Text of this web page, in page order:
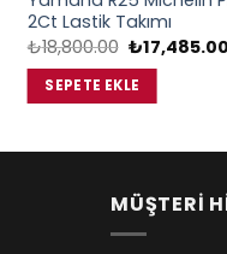
2Ct Lastik Takımı
₺18,800.00 Orijinal
fiyat:
₺18,800.00.
₺17,485.00
SEPETE EKLE
MÜŞTERİ